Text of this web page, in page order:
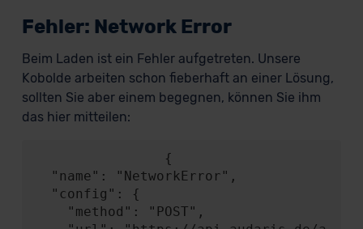
Fehler: Network Error
Beim Laden ist ein Fehler aufgetreten. Unsere
Kobolde arbeiten schon fieberhaft an einer Lösung,
sollten Sie aber einem begegnen, können Sie ihm
das hier mitteilen: